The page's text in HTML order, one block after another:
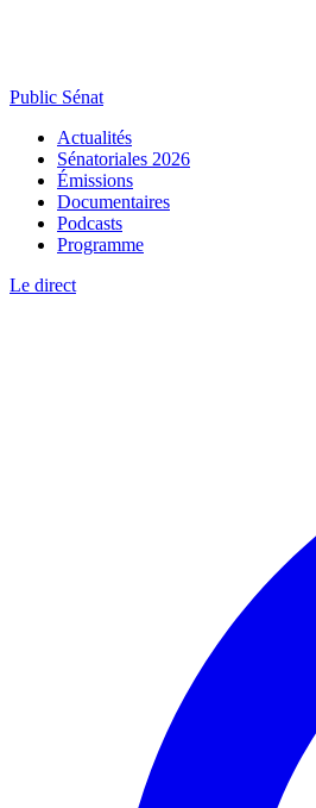
Public Sénat
Actualités
Sénatoriales 2026
Émissions
Documentaires
Podcasts
Programme
Le direct